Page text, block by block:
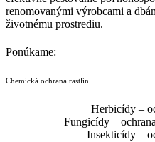
renomovanými výrobcami a
životnému prostrediu.
Ponúkame:
Chemická ochrana rastlín
Herbicídy –
Fungicídy –
Insekticídy –